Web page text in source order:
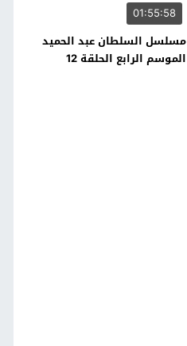
01:55:58
مسلسل السلطان عبد الحميد
الموسم الرابع الحلقة 12